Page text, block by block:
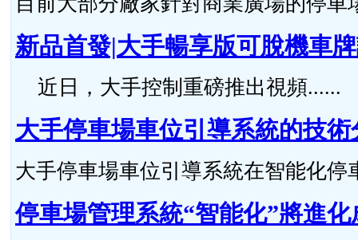
新品首發|大手暢享版可脫機車
近日，大手控制重磅推出視頻......
大手停車場車位引導系統的技術
大手停車場車位引導系統在智能化
停車場管理系統“智能化”將進